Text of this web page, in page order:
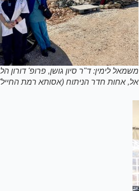
משמאל לימין: ד"ר סיון גושן, פרופ' דורון
אל, אחות חדר הניתוח (אסותא רמת